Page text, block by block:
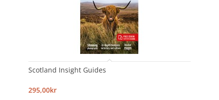
Scotland Insight Guides
295,00kr